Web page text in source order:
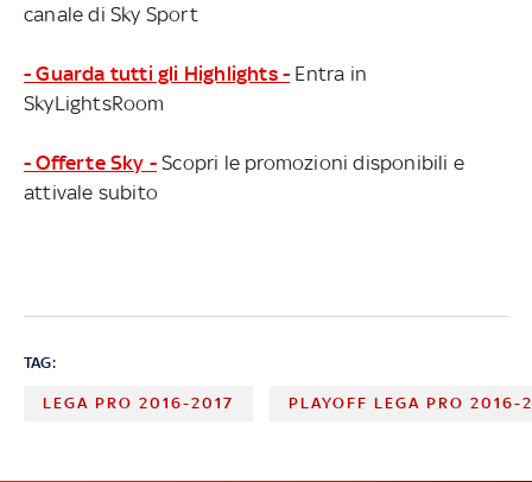
canale di Sky Sport
- Guarda tutti gli Highlights - Entra in
SkyLightsRoom
- Offerte Sky - Scopri le promozioni disponibili e
attivale subito
TAG:
LEGA PRO 2016-2017 PLAYOFF LEGA PRO 2016-